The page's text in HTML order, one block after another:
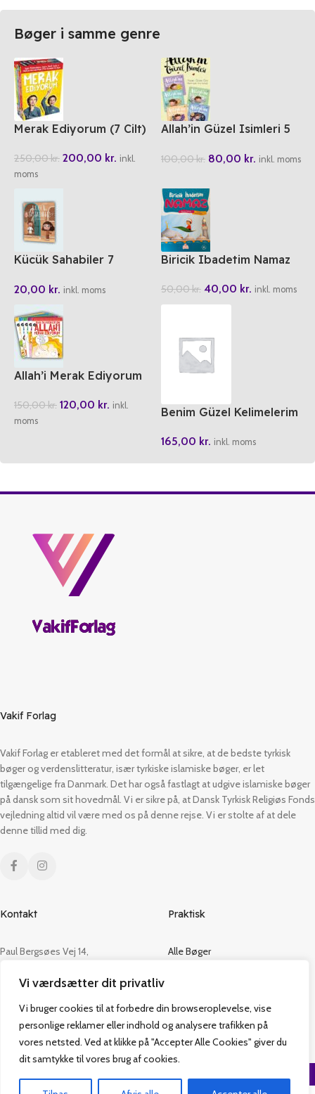
Vi værdsætter dit privatliv
Vi bruger cookies til at forbedre din browseroplevelse, vise
personlige reklamer eller indhold og analysere trafikken på
vores netsted. Ved at klikke på "Accepter Alle Cookies" giver du
dit samtykke til vores brug af cookies.
Bøger i samme genre
Merak Ediyorum (7 Cilt)
250,00kr. 200,00 kr. inkl.
moms
Allah’in Güzel Isimleri 5
100,00kr. 80,00 kr. inkl. moms
Kücük Sahabiler 7
Cocugu
20,00 kr. inkl. moms
Biricik Ibadetim Namaz
50,00kr. 40,00 kr. inkl. moms
Allah’i Merak Ediyorum
150,00kr. 120,00 kr. inkl.
moms
Benim Güzel Kelimelerim
165,00 kr. inkl. moms
Vakif Forlag
Vakif Forlag er etableret med det formål at sikre, at de bedste tyrkisk
bøger og verdenslitteratur, især tyrkiske islamiske bøger, er let
tilgængelige fra Danmark. Det har også fastlagt at udgive islamiske bøger
på dansk som sit hovedmål. Vi er sikre på, at Dansk Tyrkisk Religiøs Fonds
vejledning altid vil være med os på denne rejse. Vi er stolte af at dele
denne tillid med dig.
Kontakt
Paul Bergsøes Vej 14,
CVR: 42813915
admin@vakifforlag.dk
+45 26 24 2354
Praktisk
Alle Bøger
Kontakt